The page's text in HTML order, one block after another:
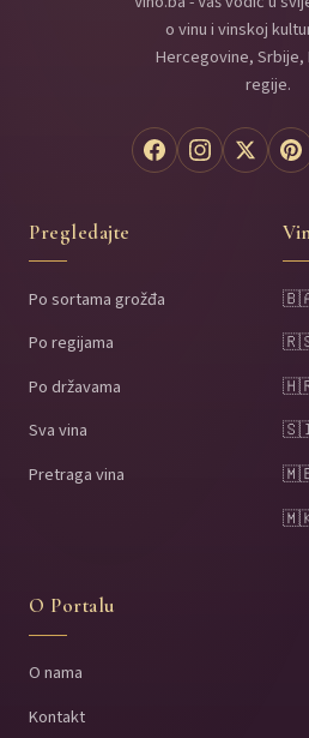
o vinu i vinskoj
Hercegovine, Srbije,
regije.
Pregledajte
Po sortama grožđa
Po regijama
Po državama
Sva vina
Pretraga vina
🇧🇦
🇷🇸
🇭🇷
🇸🇮
🇲🇪
🇲🇰
O Portalu
O nama
Kontakt